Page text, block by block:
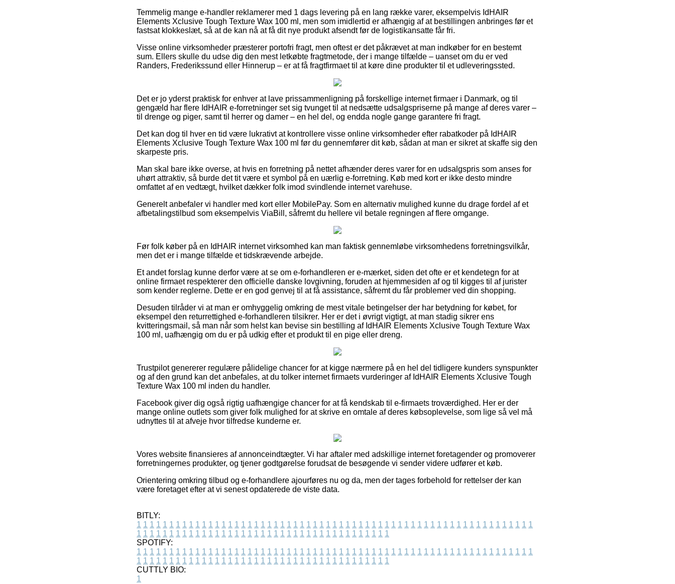
Temmelig mange e-handler reklamerer med 1 dags levering på en lang række varer, eksempelvis IdHAIR
Elements Xclusive Tough Texture Wax 100 ml, men som imidlertid er afhængig af at bestillingen anbringes før et
fastsat klokkeslæt, så at de kan nå at få dit nye produkt afsendt før de logistikansatte får fri.
Visse online virksomheder præsterer portofri fragt, men oftest er det påkrævet at man indkøber for en bestemt
sum. Ellers skulle du udse dig den mest letkøbte fragtmetode, der i mange tilfælde – uanset om du er ved
Randers, Frederikssund eller Hinnerup – er at få fragtfirmaet til at køre dine produkter til et udleveringssted.
Det er jo yderst praktisk for enhver at lave prissammenligning på forskellige internet firmaer i Danmark, og til
gengæld har flere IdHAIR e-forretninger set sig tvunget til at nedsætte udsalgspriserne på mange af deres varer –
til drenge og piger, samt til herrer og damer – en hel del, og endda nogle gange garantere fri fragt.
Det kan dog til hver en tid være lukrativt at kontrollere visse online virksomheder efter rabatkoder på IdHAIR
Elements Xclusive Tough Texture Wax 100 ml før du gennemfører dit køb, sådan at man er sikret at skaffe sig den
skarpeste pris.
Man skal bare ikke overse, at hvis en forretning på nettet afhænder deres varer for en udsalgspris som anses for
uhørt attraktiv, så burde det tit være et symbol på en uærlig e-forretning. Køb med kort er ikke desto mindre
omfattet af en vedtægt, hvilket dækker folk imod svindlende internet varehuse.
Generelt anbefaler vi handler med kort eller MobilePay. Som en alternativ mulighed kunne du drage fordel af et
afbetalingstilbud som eksempelvis ViaBill, såfremt du hellere vil betale regningen af flere omgange.
Før folk køber på en IdHAIR internet virksomhed kan man faktisk gennemløbe virksomhedens forretningsvilkår,
men det er i mange tilfælde et tidskrævende arbejde.
Et andet forslag kunne derfor være at se om e-forhandleren er e-mærket, siden det ofte er et kendetegn for at
online firmaet respekterer den officielle danske lovgivning, foruden at hjemmesiden af og til kigges til af jurister
som kender reglerne. Dette er en god genvej til at få assistance, såfremt du får problemer ved din shopping.
Desuden tilråder vi at man er omhyggelig omkring de mest vitale betingelser der har betydning for købet, for
eksempel den returrettighed e-forhandleren tilsikrer. Her er det i øvrigt vigtigt, at man stadig sikrer ens
kvitteringsmail, så man når som helst kan bevise sin bestilling af IdHAIR Elements Xclusive Tough Texture Wax
100 ml, uafhængig om du er på udkig efter et produkt til en pige eller dreng.
Trustpilot genererer regulære pålidelige chancer for at kigge nærmere på en hel del tidligere kunders synspunkter
og af den grund kan det anbefales, at du tolker internet firmaets vurderinger af IdHAIR Elements Xclusive Tough
Texture Wax 100 ml inden du handler.
Facebook giver dig også rigtig uafhængige chancer for at få kendskab til e-firmaets troværdighed. Her er der
mange online outlets som giver folk mulighed for at skrive en omtale af deres købsoplevelse, som lige så vel må
udnyttes til at afveje hvor tilfredse kunderne er.
Vores website finansieres af annonceindtægter. Vi har aftaler med adskillige internet foretagender og promoverer
forretningernes produkter, og tjener godtgørelse forudsat de besøgende vi sender videre udfører et køb.
Orientering omkring tilbud og e-forhandlere ajourføres nu og da, men der tages forbehold for rettelser der kan
være foretaget efter at vi senest opdaterede de viste data.
BITLY:
1 1 1 1 1 1 1 1 1 1 1 1 1 1 1 1 1 1 1 1 1 1 1 1 1 1 1 1 1 1 1 1 1 1 1 1 1 1 1 1 1 1 1 1 1 1 1 1 1 1 1 1 1 1 1 1 1 1 1 1 1
1 1 1 1 1 1 1 1 1 1 1 1 1 1 1 1 1 1 1 1 1 1 1 1 1 1 1 1 1 1 1 1 1 1 1 1 1 1 1
SPOTIFY:
1 1 1 1 1 1 1 1 1 1 1 1 1 1 1 1 1 1 1 1 1 1 1 1 1 1 1 1 1 1 1 1 1 1 1 1 1 1 1 1 1 1 1 1 1 1 1 1 1 1 1 1 1 1 1 1 1 1 1 1 1
1 1 1 1 1 1 1 1 1 1 1 1 1 1 1 1 1 1 1 1 1 1 1 1 1 1 1 1 1 1 1 1 1 1 1 1 1 1 1
CUTTLY BIO:
1